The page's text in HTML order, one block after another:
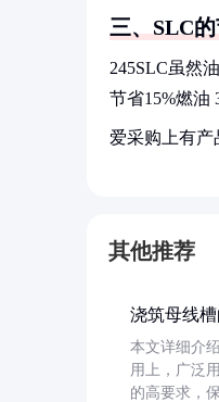
三、SLC
245SLC虽然
节省15%燃油
爱采购上有
其他推荐
浇筑母线
本文详细介
用上，广泛
的高要求，